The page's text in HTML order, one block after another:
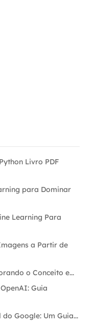
Livro PDF
para Dominar
Learning Para
a Partir de
o Conceito e...
Guia
Google: Um Guia...